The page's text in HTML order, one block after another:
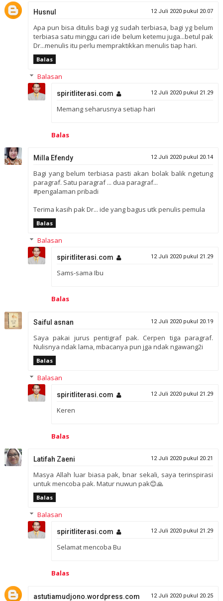
Husnul 12 Juli 2020 pukul 20.07
Apa pun bisa ditulis bagi yg sudah terbiasa, bagi yg belum
terbiasa satu minggu cari ide belum ketemu juga...betul pak
Dr...menulis itu perlu mempraktikkan menulis tiap hari.
Balas
Balasan
spiritliterasi.com 12 Juli 2020 pukul 21.29
Memang seharusnya setiap hari
Balas
Milla Efendy 12 Juli 2020 pukul 20.14
Bagi yang belum terbiasa pasti akan bolak balik ngetung
paragraf. Satu paragraf ... dua paragraf...
#pengalaman pribadi
Terima kasih pak Dr... ide yang bagus utk penulis pemula
Balas
Balasan
spiritliterasi.com 12 Juli 2020 pukul 21.29
Sams-sama Ibu
Balas
Saiful asnan 12 Juli 2020 pukul 20.19
Saya pakai jurus pentigraf pak. Cerpen tiga paragraf.
Nulisnya ndak lama, mbacanya pun jga ndak ngawang2i
Balas
Balasan
spiritliterasi.com 12 Juli 2020 pukul 21.29
Keren
Balas
Latifah Zaeni 12 Juli 2020 pukul 20.21
Masya Allah luar biasa pak, bnar sekali, saya terinspirasi
untuk mencoba pak. Matur nuwun pak😊🙏
Balas
Balasan
spiritliterasi.com 12 Juli 2020 pukul 21.29
Selamat mencoba Bu
Balas
astutiamudjono.wordpress.com 12 Juli 2020 pukul 20.25